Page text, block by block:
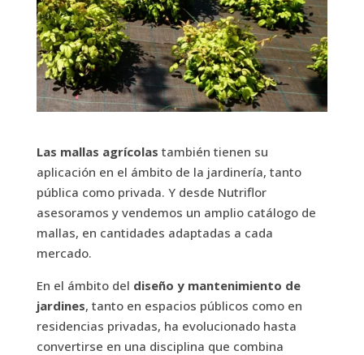
Las mallas agrícolas también tienen su
aplicación en el ámbito de la jardinería, tanto
pública como privada. Y desde Nutriflor
asesoramos y vendemos un amplio catálogo de
mallas, en cantidades adaptadas a cada
mercado.
En el ámbito del diseño y mantenimiento de
jardines, tanto en espacios públicos como en
residencias privadas, ha evolucionado hasta
convertirse en una disciplina que combina